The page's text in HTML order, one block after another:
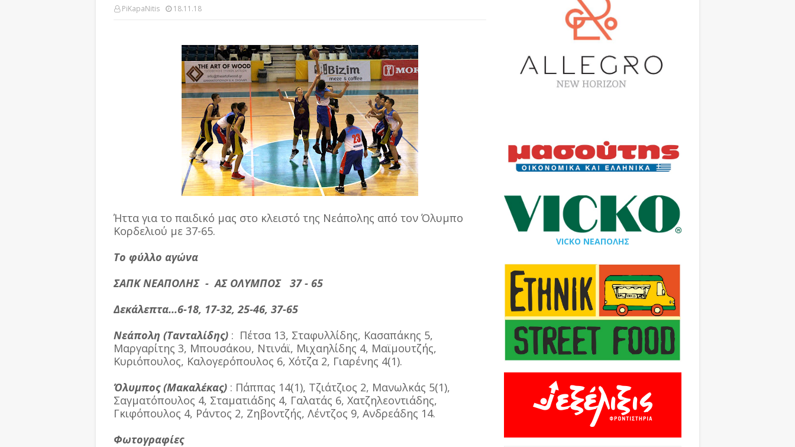
PiKapaNitis 18.11.18
Ήττα για το παιδικό μας στο κλειστό της Νεάπολης από τον Όλυμπο
Κορδελιού με 37-65.
Το φύλλο αγώνα
ΣΑΠΚ ΝΕΑΠΟΛΗΣ - ΑΣ ΟΛΥΜΠΟΣ 37 - 65
Δεκάλεπτα...6-18, 17-32, 25-46, 37-65
Νεάπολη (Τανταλίδης) : Πέτσα 13, Σταφυλλίδης, Κασαπάκης 5,
Μαργαρίτης 3, Μπουσάκου, Ντινάϊ, Μιχαηλίδης 4, Μαϊμουτζής,
Κυριόπουλος, Καλογερόπουλος 6, Χότζα 2, Γιαρένης 4(1).
Όλυμπος (Μακαλέκας) : Πάππας 14(1), Τζιάτζιος 2, Μανωλκάς 5(1),
Σαγματόπουλος 4, Σταματιάδης 4, Γαλατάς 6, Χατζηλεοντιάδης,
Γκιφόπουλος 4, Ράντος 2, Ζηβοντζής, Λέντζος 9, Ανδρεάδης 14.
Φωτογραφίες
VICKO ΝΕΑΠΟΛΗΣ